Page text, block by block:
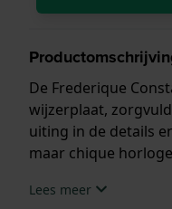
De Frederique
wijzerplaat,
uiting in de details
maar chique
Lees meer